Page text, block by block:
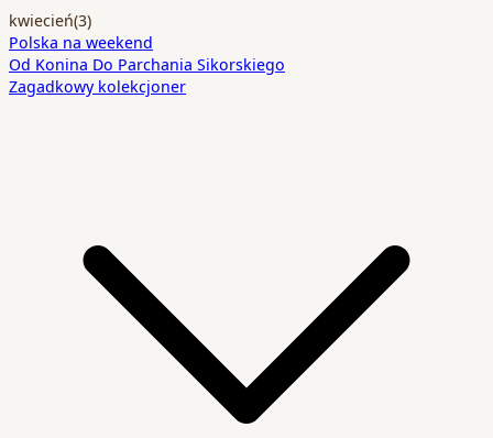
kwiecień(3)
Polska na weekend
Od Konina Do Parchania Sikorskiego
Zagadkowy kolekcjoner